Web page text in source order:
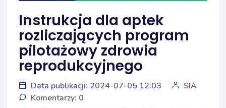
Instrukcja dla aptek
rozliczających program
pilotażowy zdrowia
reprodukcyjnego
Data publikacji: 2024-07-05 12:03
SIA
Komentarzy: 0